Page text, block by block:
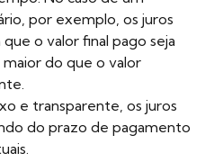
por exemplo, os juros
o valor final pago seja
do que o valor
e transparente, os juros
do prazo de pagamento